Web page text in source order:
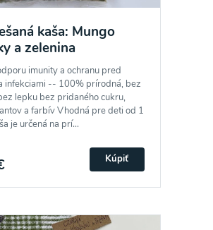
kaša: Mungo
a zelenina
imunity a ochranu pred
infekciami -- 100% prírodná, bez
lepku bez pridaného cukru,
a farbív Vhodná pre deti od 1
je určená na prí...
Kúpiť